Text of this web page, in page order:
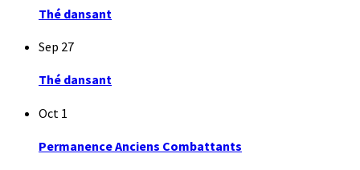
Thé dansant
Sep 27
Thé dansant
Oct 1
Permanence Anciens Combattants